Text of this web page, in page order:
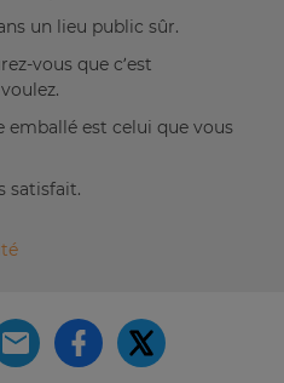
un lieu public sûr.
vous que c’est
emballé est celui que vous
satisfait.